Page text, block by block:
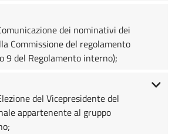
dei nominativi dei
Commissione del regolamento
9 del Regolamento interno);
del Vicepresidente del
appartenente al gruppo